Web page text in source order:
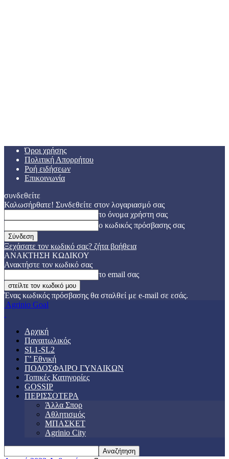
Όροι χρήσης
Πολιτική Απορρήτου
Ροή ειδήσεων
Επικοινωνία
συνδεθείτε
Καλωσήρθατε! Συνδεθείτε στον λογαριασμό σας
το όνομα χρήστη σας
ο κωδικός πρόσβασης σας
Ξεχάσατε τον κωδικό σας? ζήτα βοήθεια
ΑΝΑΚΤΗΣΗ ΚΩΔΙΚΟΥ
Ανακτήστε τον κωδικό σας
το email σας
Ένας κωδικός πρόσβασης θα σταλθεί με e-mail σε εσάς.
Agrinio Goal
Αρχική
Παναιτωλικός
SL1-SL2
Γ’ Εθνική
ΠΟΔΟΣΦΑΙΡΟ ΓΥΝΑΙΚΩΝ
Τοπικές Κατηγορίες
GOSSIP
ΠΕΡΙΣΣΟΤΕΡΑ
Άλλα Σπορ
Αθλητισμός
ΜΠΑΣΚΕΤ
Agrinio City